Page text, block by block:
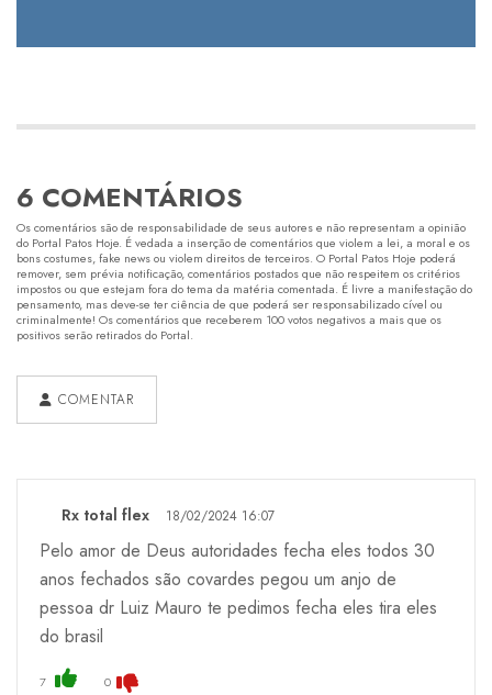
6 COMENTÁRIOS
Os comentários são de responsabilidade de seus autores e não representam a opinião
do Portal Patos Hoje. É vedada a inserção de comentários que violem a lei, a moral e os
bons costumes, fake news ou violem direitos de terceiros. O Portal Patos Hoje poderá
remover, sem prévia notificação, comentários postados que não respeitem os critérios
impostos ou que estejam fora do tema da matéria comentada. É livre a manifestação do
pensamento, mas deve-se ter ciência de que poderá ser responsabilizado cível ou
criminalmente! Os comentários que receberem 100 votos negativos a mais que os
positivos serão retirados do Portal.
COMENTAR
Rx total flex 18/02/2024 16:07
Pelo amor de Deus autoridades fecha eles todos 30
anos fechados são covardes pegou um anjo de
pessoa dr Luiz Mauro te pedimos fecha eles tira eles
do brasil
7 0